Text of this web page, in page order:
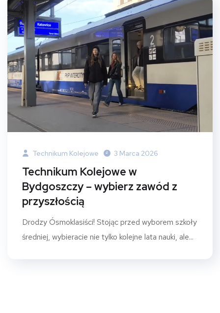
Technikum Kolejowe 3 Marca 2026
Technikum Kolejowe w
Bydgoszczy – wybierz zawód z
przyszłością
Drodzy Ósmoklasiści! Stojąc przed wyborem szkoły
średniej, wybieracie nie tylko kolejne lata nauki, ale...